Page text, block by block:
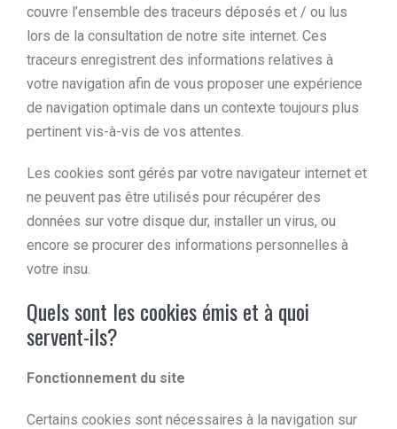
couvre l’ensemble des traceurs déposés et / ou lus
lors de la consultation de notre site internet. Ces
traceurs enregistrent des informations relatives à
votre navigation afin de vous proposer une expérience
de navigation optimale dans un contexte toujours plus
pertinent vis-à-vis de vos attentes.
Les cookies sont gérés par votre navigateur internet et
ne peuvent pas être utilisés pour récupérer des
données sur votre disque dur, installer un virus, ou
encore se procurer des informations personnelles à
votre insu.
Quels sont les cookies émis et à quoi
servent-ils?
Fonctionnement du site
Certains cookies sont nécessaires à la navigation sur